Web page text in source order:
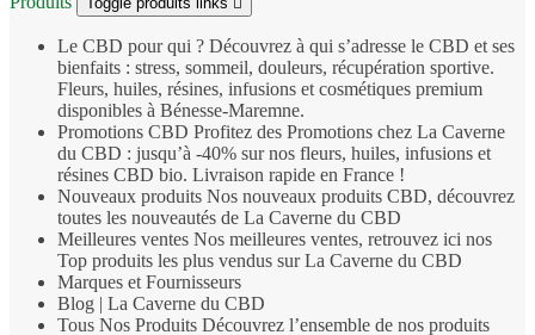
Le CBD pour qui ? Découvrez à qui s’adresse le CBD et ses
bienfaits : stress, sommeil, douleurs, récupération sportive.
Fleurs, huiles, résines, infusions et cosmétiques premium
disponibles à Bénesse‑Maremne.
Promotions CBD Profitez des Promotions chez La Caverne
du CBD : jusqu’à -40% sur nos fleurs, huiles, infusions et
résines CBD bio. Livraison rapide en France !
Nouveaux produits Nos nouveaux produits CBD, découvrez
toutes les nouveautés de La Caverne du CBD
Meilleures ventes Nos meilleures ventes, retrouvez ici nos
Top produits les plus vendus sur La Caverne du CBD
Marques et Fournisseurs
Blog | La Caverne du CBD
Tous Nos Produits Découvrez l’ensemble de nos produits